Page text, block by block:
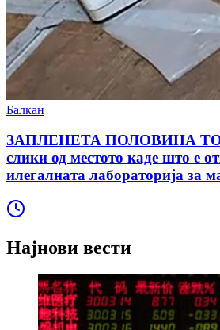
Балкан
ЗАПЛЕНЕТА ПОЛОВИНА
слики од местото каде што е
илегалната лабораторија за
Најнови вести